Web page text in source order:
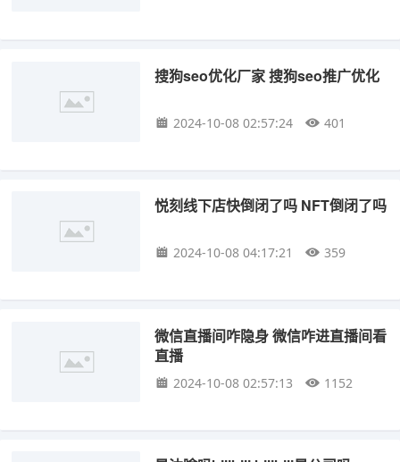
搜狗seo优化厂家 搜狗seo推广优化
2024-10-08 02:57:24 401
悦刻线下店快倒闭了吗 NFT倒闭了吗
2024-10-08 04:17:21 359
微信直播间咋隐身 微信咋进直播间看
直播
2024-10-08 02:57:13 1152